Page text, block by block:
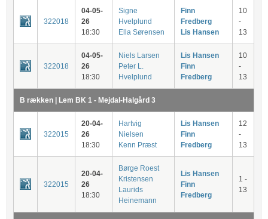
322018
04-05-
26
18:30
Signe
Hvelplund
Ella Sørensen
Finn
Fredberg
Lis Hansen
10
-
13
322018
04-05-
26
18:30
Niels Larsen
Peter L.
Hvelplund
Lis Hansen
Finn
Fredberg
10
-
13
B rækken | Lem BK 1 - Mejdal-Halgård 3
322015
20-04-
26
18:30
Hartvig
Nielsen
Kenn Præst
Lis Hansen
Finn
Fredberg
12
-
13
322015
20-04-
26
18:30
Børge Roest
Kristensen
Laurids
Heinemann
Lis Hansen
Finn
Fredberg
1 -
13